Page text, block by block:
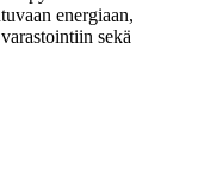
energiaan,
sekä